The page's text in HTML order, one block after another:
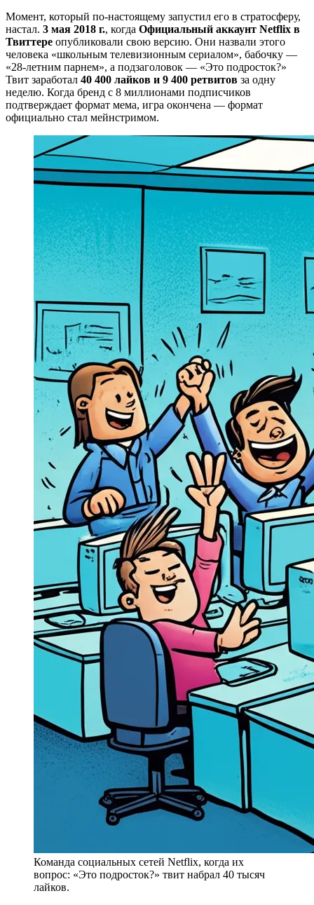
Момент, который по-настоящему запустил его в стратосферу,
настал. 3 мая 2018 г., когда Официальный аккаунт Netflix в
Твиттере опубликовали свою версию. Они назвали этого
человека «школьным телевизионным сериалом», бабочку —
«28-летним парнем», а подзаголовок — «Это подросток?»
Твит заработал 40 400 лайков и 9 400 ретвитов за одну
неделю. Когда бренд с 8 миллионами подписчиков
подтверждает формат мема, игра окончена — формат
официально стал мейнстримом.
Команда социальных сетей Netflix, когда их
вопрос: «Это подросток?» твит набрал 40 тысяч
лайков.